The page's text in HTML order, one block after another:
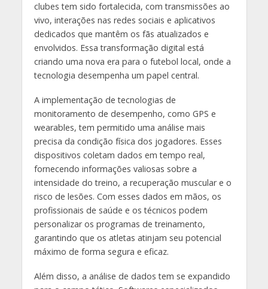
clubes tem sido fortalecida, com transmissões ao
vivo, interações nas redes sociais e aplicativos
dedicados que mantêm os fãs atualizados e
envolvidos. Essa transformação digital está
criando uma nova era para o futebol local, onde a
tecnologia desempenha um papel central.
A implementação de tecnologias de
monitoramento de desempenho, como GPS e
wearables, tem permitido uma análise mais
precisa da condição física dos jogadores. Esses
dispositivos coletam dados em tempo real,
fornecendo informações valiosas sobre a
intensidade do treino, a recuperação muscular e o
risco de lesões. Com esses dados em mãos, os
profissionais de saúde e os técnicos podem
personalizar os programas de treinamento,
garantindo que os atletas atinjam seu potencial
máximo de forma segura e eficaz.
Além disso, a análise de dados tem se expandido